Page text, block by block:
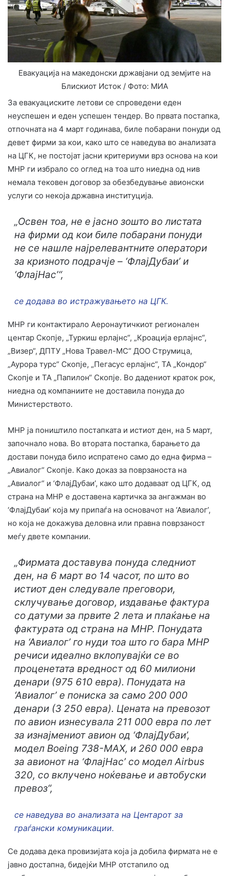
Евакуација на македонски државјани од земјите на
Блискиот Исток / Фото: МИА
За евакуациските летови се спроведени еден
неуспешен и еден успешен тендер. Во првата постапка,
отпочната на 4 март годинава, биле побарани понуди од
девет фирми за кои, како што се наведува во анализата
на ЦГК, не постојат јасни критериуми врз основа на кои
МНР ги избрало со оглед на тоа што ниедна од нив
немала тековен договор за обезбедување авионски
услуги со некоја државна институција.
„Освен тоа, не е јасно зошто во листата
на фирми од кои биле побарани понуди
не се нашле најрелевантните оператори
за кризното подрачје – ‘ФлајДубаи’ и
‘ФлајНас’“,
се додава во истражувањето на ЦГК.
МНР ги контактирало Аеронаутичкиот регионален
центар Скопје, „Туркиш ерлајнс“, „Кроација ерлајнс“,
„Визер“, ДПТУ „Нова Травел-МС“ ДОО Струмица,
„Аурора турс“ Скопје, „Пегасус ерлајнс“, ТА „Кондор“
Скопје и ТА „Папилон“ Скопје. Во дадениот краток рок,
ниедна од компаниите не доставила понуда до
Министерството.
МНР ја поништило постапката и истиот ден, на 5 март,
започнало нова. Во втората постапка, барањето да
достави понуда било испратено само до една фирма –
„Авиалог“ Скопје. Како доказ за поврзаноста на
„Авиалог“ и ‘ФлајДубаи’, како што додаваат од ЦГК, од
страна на МНР е доставена картичка за ангажман во
‘ФлајДубаи’ која му припаѓа на основачот на ‘Авиалог’,
но која не докажува деловна или правна поврзаност
меѓу двете компании.
„Фирмата доставува понуда следниот
ден, на 6 март во 14 часот, по што во
истиот ден следувале преговори,
склучување договор, издавање фактура
со датуми за првите 2 лета и плаќање на
фактурата од страна на МНР. Понудата
на ‘Авиалог’ го нуди тоа што го бара МНР
речиси идеално вклопувајќи се во
проценетата вредност од 60 милиони
денари (975 610 евра). Понудата на
‘Авиалог’ е пониска за само 200 000
денари (3 250 евра). Цената на превозот
по авион изнесувала 211 000 евра по лет
за изнајмениот авион од ‘ФлајДубаи’,
модел Boeing 738-MAX, и 260 000 евра
за авионот на ‘ФлајНас’ со модел Airbus
320, со вклучено ноќевање и автобуски
превоз“,
се наведува во анализата на Центарот за
граѓански комуникации.
Се додава дека провизијата која ја добила фирмата не е
јавно достапна, бидејќи МНР отстапило од